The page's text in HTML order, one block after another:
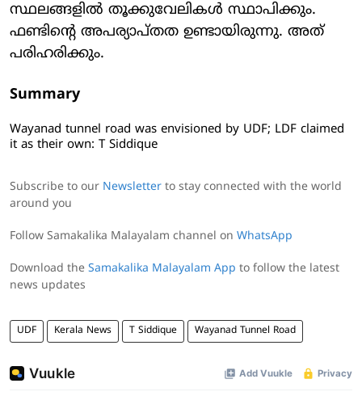
സ്ഥലങ്ങളില്‍ തൂക്കുവേലികള്‍ സ്ഥാപിക്കും.
ഫണ്ടിന്റെ അപര്യാപ്തത ഉണ്ടായിരുന്നു. അത്
പരിഹരിക്കും.
Summary
Wayanad tunnel road was envisioned by UDF; LDF claimed
it as their own: T Siddique
Subscribe to our Newsletter to stay connected with the world
around you
Follow Samakalika Malayalam channel on WhatsApp
Download the Samakalika Malayalam App to follow the latest
news updates
UDF Kerala News T Siddique Wayanad Tunnel Road